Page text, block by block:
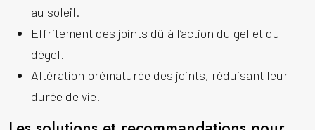
au soleil.
Effritement des joints dû à l’action du gel et du
dégel.
Altération prématurée des joints, réduisant leur
durée de vie.